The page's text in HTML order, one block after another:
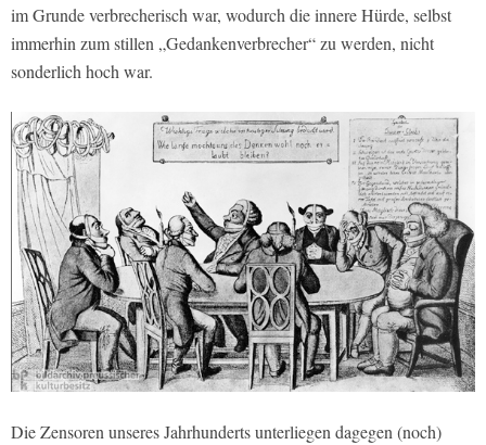
im Grunde verbrecherisch war, wodurch die innere Hürde, selbst
immerhin zum stillen „Gedankenverbrecher“ zu werden, nicht
sonderlich hoch war.
Die Zensoren unseres Jahrhunderts unterliegen dagegen (noch)